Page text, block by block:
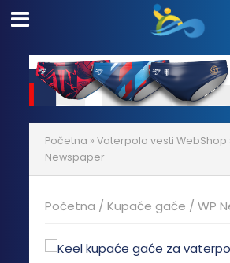
Početna » Vaterpolo vesti WebShop
Newspaper
Početna / Kupaće gaće / WP